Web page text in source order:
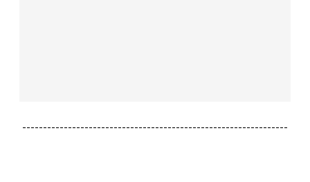
----------------------------------------------------------------